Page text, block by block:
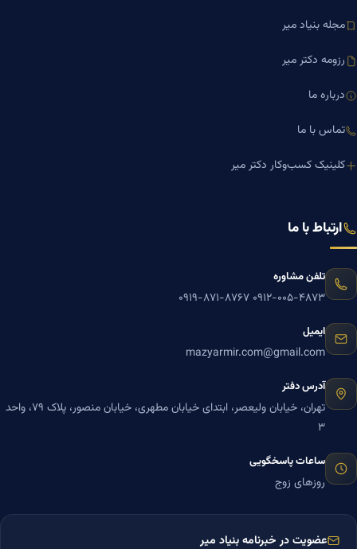
مجله بنیاد میر
رزومه دکتر میر
درباره ما
تماس با ما
کلینیک کسب‌وکار دکتر میر
ارتباط با ما
تلفن مشاوره
۰۹۱۲-۰۰۵-۴۸۷۳ ۰۹۱۹-۸۷۱-۸۷۶۷
ایمیل
mazyarmir.com@gmail.com
آدرس دفتر
تهران، خیابان ولیعصر، ابتدای خیابان مطهری، خیابان منصور، پلاک ۷۹، واحد
۳
ساعات پاسخگویی
روزهای زوج
عضویت در خبرنامه بنیاد میر